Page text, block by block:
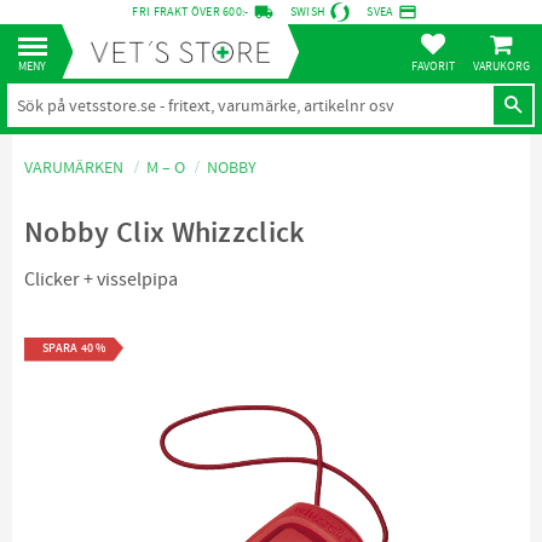
Meny
FRI FRAKT ÖVER 600:- local_shipping SWISH SVEA credit_card
FAVORITER
VARUMÄRKEN M – O NOBBY
Nobby Clix Whizzclick
Clicker + visselpipa
SPARA 40%